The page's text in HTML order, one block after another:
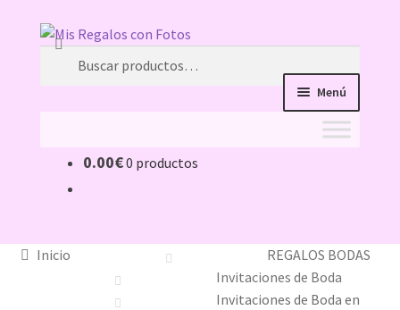
Ir
Ir
Buscar
Buscar
Menú
Inicio
foto de tu bebé
acertar-regalo
0.00€0 productos
Inicio
REGALOS BODAS
Invitaciones de Boda
Invitaciones de Boda en